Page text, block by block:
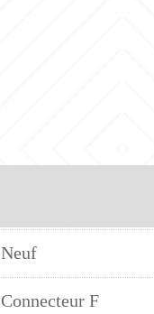
Neuf
Connecteur F